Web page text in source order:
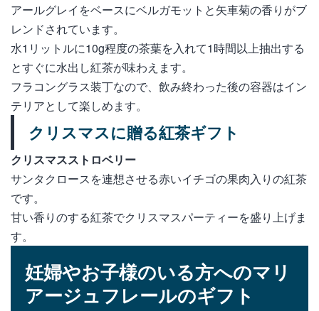
アールグレイをベースにベルガモットと矢車菊の香りがブ
レンドされています。
水1リットルに10g程度の茶葉を入れて1時間以上抽出する
とすぐに水出し紅茶が味わえます。
フラコングラス装丁なので、飲み終わった後の容器はイン
テリアとして楽しめます。
クリスマスに贈る紅茶ギフト
クリスマスストロベリー
サンタクロースを連想させる赤いイチゴの果肉入りの紅茶
です。
甘い香りのする紅茶でクリスマスパーティーを盛り上げま
す。
妊婦やお子様のいる方へのマリ
アージュフレールのギフト